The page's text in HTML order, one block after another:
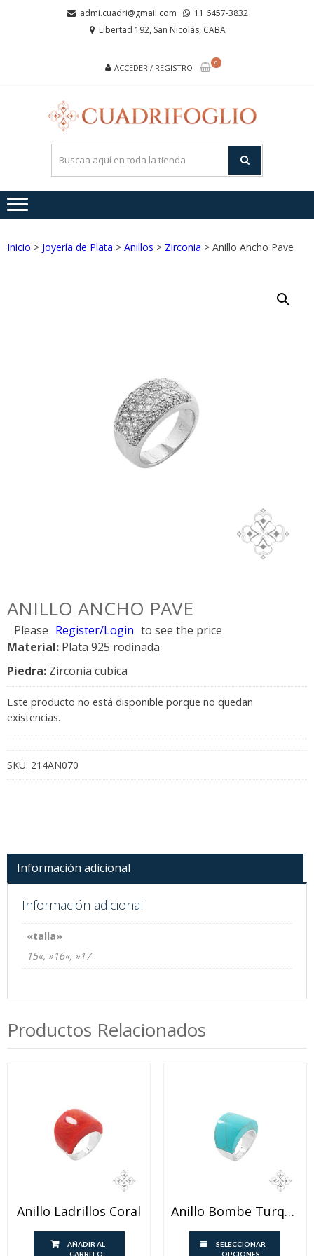
admi.cuadri@gmail.com
11 6457-3832
Libertad 192, San Nicolás, CABA
ACCEDER / REGISTRO
0
Inicio > Joyería de Plata > Anillos > Zirconia > Anillo Ancho Pave
ANILLO ANCHO PAVE
Please Register/Login to see the price
Material: Plata 925 rodinada
Piedra: Zirconia cubica
Este producto no está disponible porque no quedan
existencias.
SKU: 214AN070
Información adicional
Información adicional
«talla»
15«, »16«, »17
Productos Relacionados
Anillo Ladrillos Coral
AÑADIR AL
CARRITO
Anillo Bombe Turquesa
SELECCIONAR
OPCIONES